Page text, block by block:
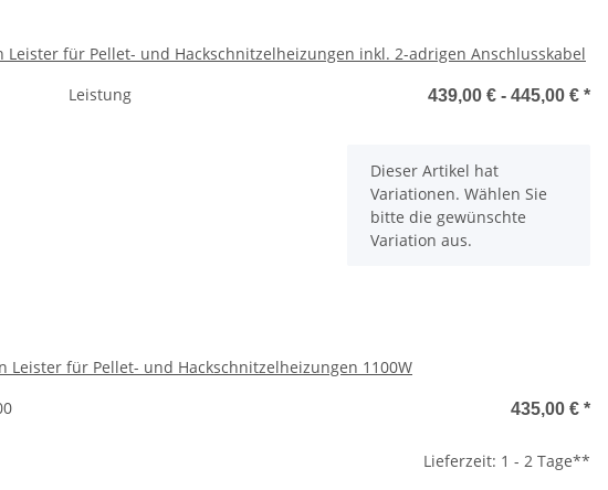
Leister für Pellet- und Hackschnitzelheizungen inkl. 2-adrigen Anschlusskabel
Leistung 439,00 € - 445,00 € *
x
Dieser Artikel hat
Variationen. Wählen Sie
bitte die gewünschte
Variation aus.
Leister für Pellet- und Hackschnitzelheizungen 1100W
435,00 € *
Lieferzeit: 1 - 2 Tage**